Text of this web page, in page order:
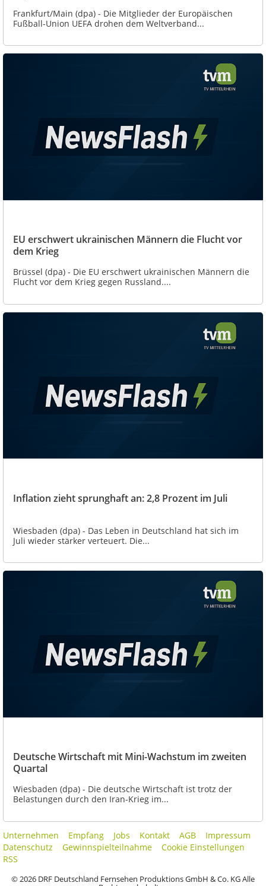
Frankfurt/Main (dpa) - Die Mitglieder der Europäischen
Fußball-Union UEFA drohen dem Weltverband...
EU erschwert ukrainischen Männern die Flucht vor
dem Krieg
Brüssel (dpa) - Die EU erschwert ukrainischen Männern die
Flucht vor dem Krieg gegen Russland....
Inflation zieht sprunghaft an: 2,8 Prozent im Juli
Wiesbaden (dpa) - Das Leben in Deutschland hat sich im
Juli wieder stärker verteuert. Die...
Deutsche Wirtschaft mit Mini-Wachstum im zweiten
Quartal
Wiesbaden (dpa) - Die deutsche Wirtschaft ist trotz der
Belastungen durch den Iran-Krieg im...
Unternehmen Empfang Jobs Kontakt AGB
Impressum
Datenschutz
Gewinnspielteilnahme
Cookie Einstellungen
RSS
© 2026 DRF Deutschland Fernsehen Produktions GmbH & Co. KG Alle